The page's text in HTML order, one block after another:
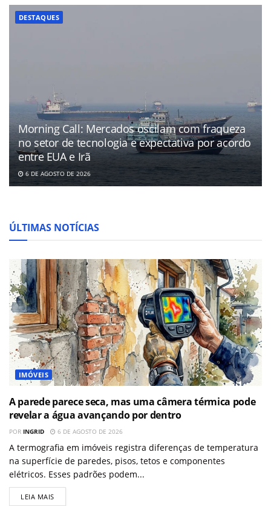
DESTAQUES
Morning Call: Mercados oscilam com fraqueza
no setor de tecnologia e expectativa por acordo
entre EUA e Irã
6 DE AGOSTO DE 2026
ÚLTIMAS NOTÍCIAS
IMÓVEIS
A parede parece seca, mas uma câmera térmica pode
revelar a água avançando por dentro
POR INGRID 6 DE AGOSTO DE 2026
A termografia em imóveis registra diferenças de temperatura
na superfície de paredes, pisos, tetos e componentes
elétricos. Esses padrões podem...
LEIA MAIS